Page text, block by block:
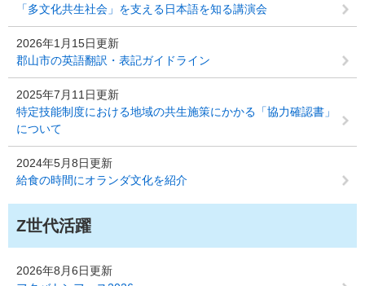
「多文化共生社会」を支える日本語を知る講演会
2026年1月15日更新
郡山市の英語翻訳・表記ガイドライン
2025年7月11日更新
特定技能制度における地域の共生施策にかかる「協力確認書」
について
2024年5月8日更新
給食の時間にオランダ文化を紹介
Z世代活躍
2026年8月6日更新